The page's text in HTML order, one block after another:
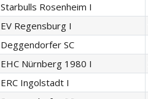
Starbulls Rosenheim I
EV Regensburg I
Deggendorfer SC
EHC Nürnberg 1980 I
ERC Ingolstadt I